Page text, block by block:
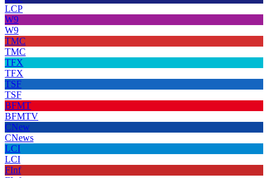
LCP
W9
W9
TMC
TMC
TFX
TFX
TSF
TSF
BFMT
BFMTV
CNew
CNews
LCI
LCI
FInf